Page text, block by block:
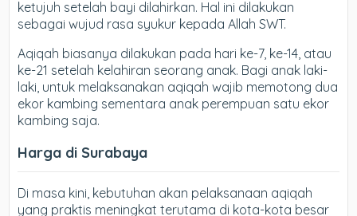
ketujuh setelah bayi dilahirkan. Hal ini dilakukan
sebagai wujud rasa syukur kepada Allah SWT.
Aqiqah biasanya dilakukan pada hari ke-7, ke-14, atau
ke-21 setelah kelahiran seorang anak. Bagi anak laki-
laki, untuk melaksanakan aqiqah wajib memotong dua
ekor kambing sementara anak perempuan satu ekor
kambing saja.
Harga di Surabaya
Di masa kini, kebutuhan akan pelaksanaan aqiqah
yang praktis meningkat terutama di kota-kota besar